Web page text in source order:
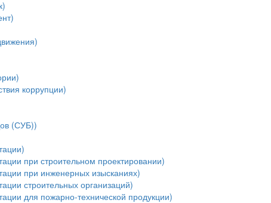
коррупции)
(СУБ))
при строительном проектировании)
при инженерных изысканиях)
строительных организаций)
для пожарно-технической продукции)